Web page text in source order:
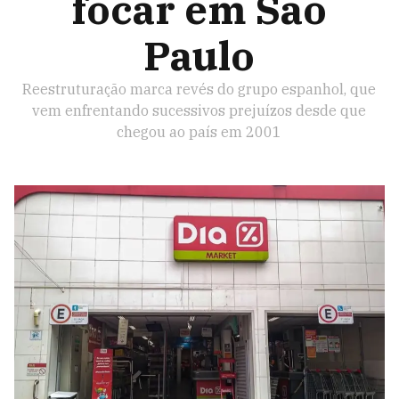
Paulo
Reestruturação marca revés do grupo espanhol, que
vem enfrentando sucessivos prejuízos desde que
chegou ao país em 2001